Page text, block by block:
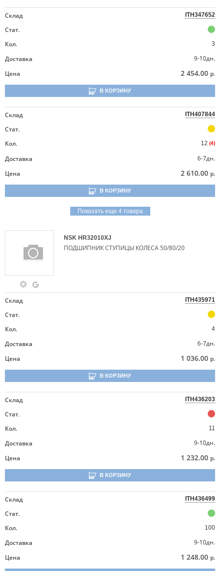
Склад ITH347652
Стат.
Кол.
3
Доставка
9-10дн.
Цена
2 454.00 р.
В КОРЗИНУ
Склад ITH407844
Стат.
Кол.
12 (4)
Доставка
6-7дн.
Цена
2 610.00 р.
В КОРЗИНУ
Показать еще 4 товара
NSK HR32010XJ
ПОДШИПНИК СТУПИЦЫ КОЛЕСА 50/80/20
Склад ITH435971
Стат.
Кол.
4
Доставка
6-7дн.
Цена
1 036.00 р.
В КОРЗИНУ
Склад ITH436203
Стат.
Кол.
11
Доставка
9-10дн.
Цена
1 232.00 р.
В КОРЗИНУ
Склад ITH436499
Стат.
Кол.
100
Доставка
9-10дн.
Цена
1 248.00 р.